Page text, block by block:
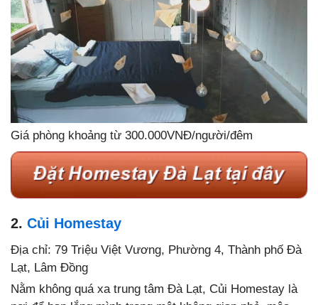
Giá phòng khoảng từ 300.000VNĐ/người/đêm
2. Củi Homestay
Địa chỉ: 79 Triệu Việt Vương, Phường 4, Thành phố Đà
Lạt, Lâm Đồng
Nằm không quá xa trung tâm Đà Lạt, Củi Homestay là